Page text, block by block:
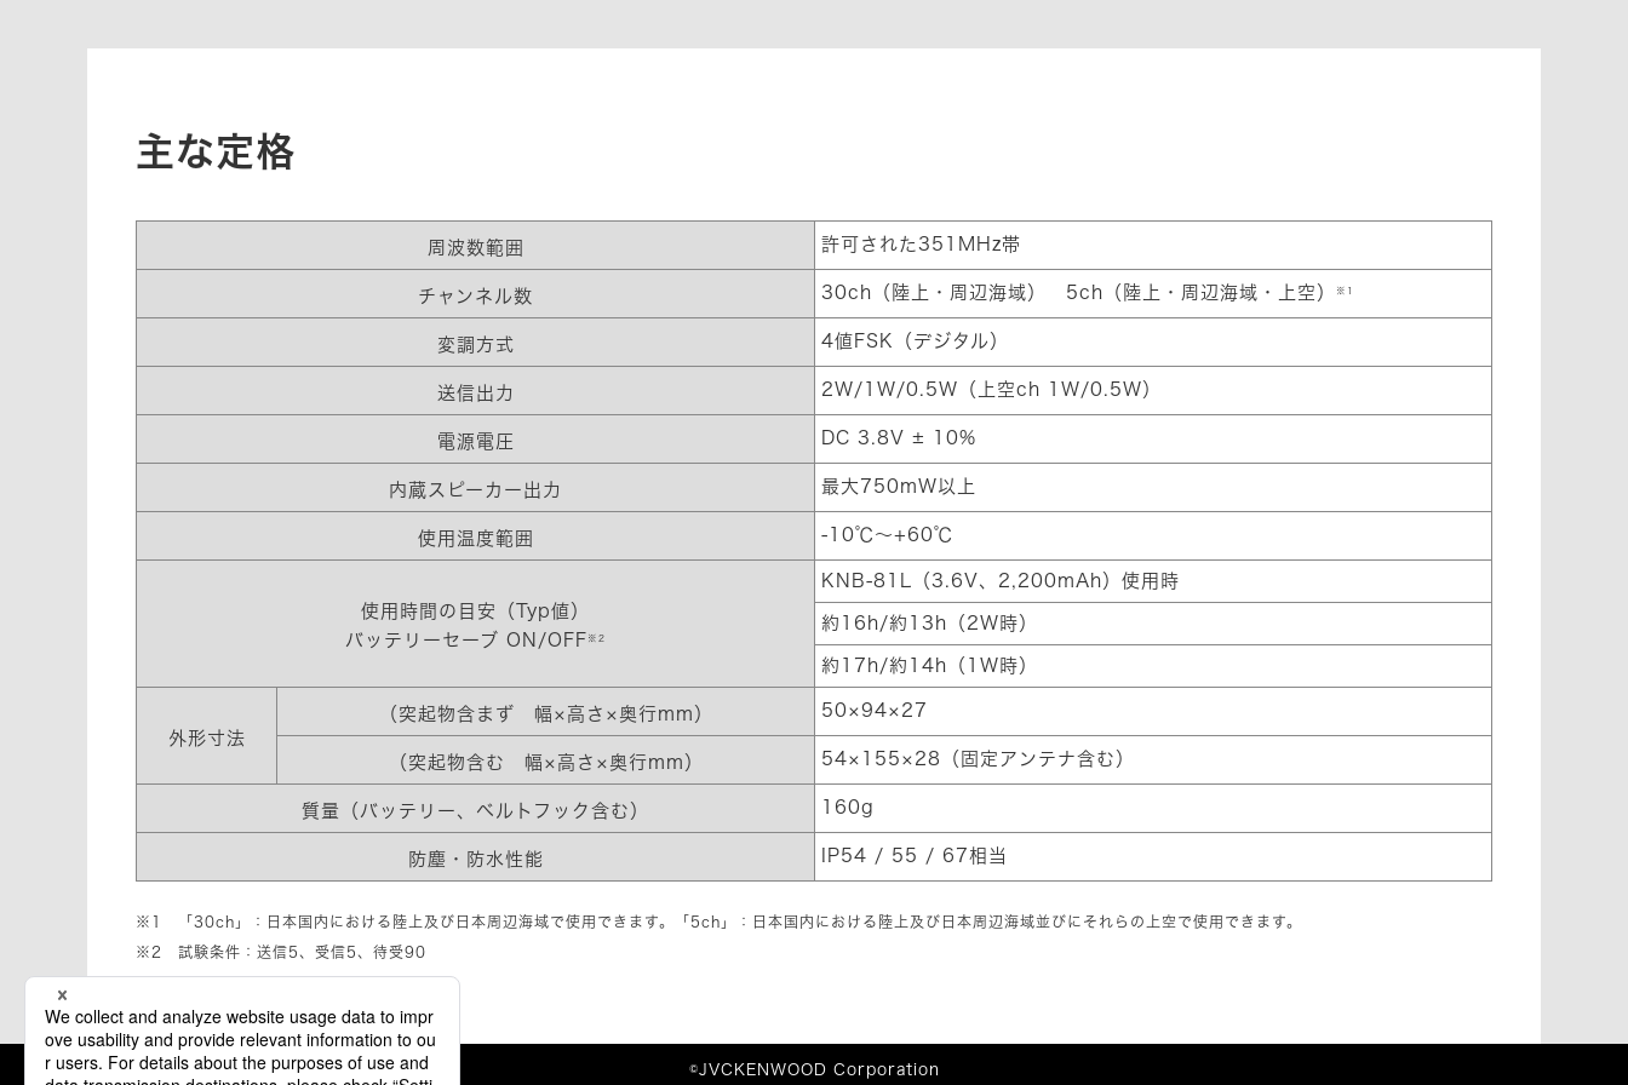
主な定格
周波数範囲 許可された351MHz帯
チャンネル数 30ch（陸上・周辺海域） 5ch（陸上・周辺海域・上空） ※1
変調方式 4値FSK（デジタル）
送信出力 2W/1W/0.5W（上空ch 1W/0.5W）
電源電圧 DC 3.8V ± 10%
内蔵スピーカー出力 最大750mW以上
使用温度範囲 -10℃～+60℃
使用時間の目安（Typ値）
バッテリーセーブ ON/OFF ※2
KNB-81L（3.6V、2,200mAh）使用時
約16h/約13h（2W時）
約17h/約14h（1W時）
外形寸法
（突起物含まず 幅×高さ×奥行mm） 50×94×27
（突起物含む 幅×高さ×奥行mm） 54×155×28（固定アンテナ含む）
質量（バッテリー、ベルトフック含む） 160g
防塵・防水性能 IP54 / 55 / 67相当
※1 「30ch」：日本国内における陸上及び日本周辺海域で使用できます。「5ch」：日本国内における陸上及び日本周辺海域並びにそれらの上空で使用できます。
※2 試験条件：送信5、受信5、待受90
©JVCKENWOOD Corporation